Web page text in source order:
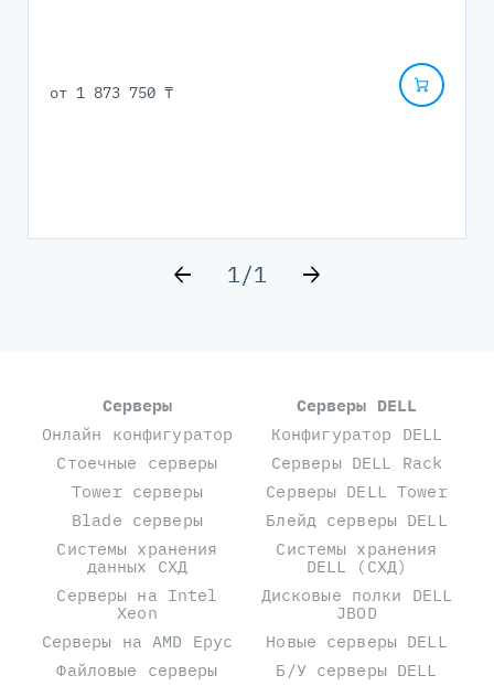
от 1 873 750 ₸
1/1
Серверы
Онлайн конфигуратор
Стоечные серверы
Tower серверы
Blade серверы
Системы хранения
данных СХД
Серверы на Intel
Xeon
Серверы на AMD Epyc
Файловые серверы
Серверы DELL
Конфигуратор DELL
Серверы DELL Rack
Серверы DELL Tower
Блейд серверы DELL
Системы хранения
DELL (СХД)
Дисковые полки DELL
JBOD
Новые серверы DELL
Б/У серверы DELL